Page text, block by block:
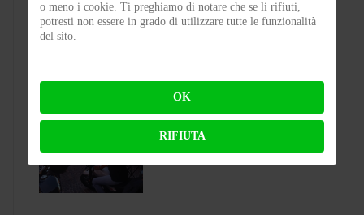
BY FLAP ON 03-08-2026 23:00:27
o meno i cookie. Ti preghiamo di notare che se li rifiuti,
potresti non essere in grado di utilizzare tutte le funzionalità
del sito.
OK
RIFIUTA